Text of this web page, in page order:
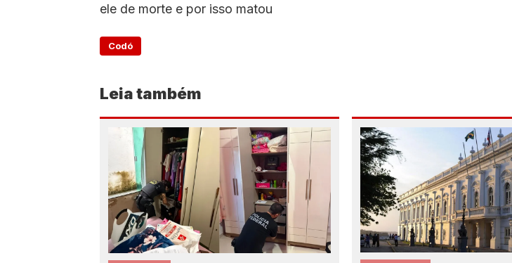
ele de morte e por isso matou
Codó
Leia também